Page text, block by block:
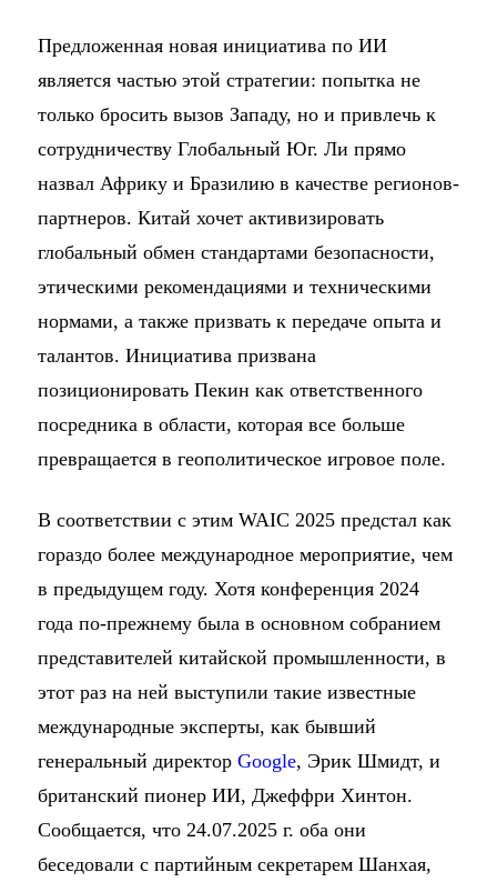
Предложенная новая инициатива по ИИ
является частью этой стратегии: попытка не
только бросить вызов Западу, но и привлечь к
сотрудничеству Глобальный Юг. Ли прямо
назвал Африку и Бразилию в качестве регионов-
партнеров. Китай хочет активизировать
глобальный обмен стандартами безопасности,
этическими рекомендациями и техническими
нормами, а также призвать к передаче опыта и
талантов. Инициатива призвана
позиционировать Пекин как ответственного
посредника в области, которая все больше
превращается в геополитическое игровое поле.
В соответствии с этим WAIC 2025 предстал как
гораздо более международное мероприятие, чем
в предыдущем году. Хотя конференция 2024
года по-прежнему была в основном собранием
представителей китайской промышленности, в
этот раз на ней выступили такие известные
международные эксперты, как бывший
генеральный директор Google, Эрик Шмидт, и
британский пионер ИИ, Джеффри Хинтон.
Сообщается, что 24.07.2025 г. оба они
беседовали с партийным секретарем Шанхая,